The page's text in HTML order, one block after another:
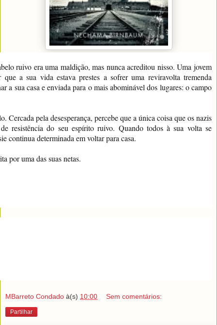
ruivo era uma maldição, mas nunca acreditou nisso. Uma jovem
a sua vida estava prestes a sofrer uma reviravolta tremenda
a sua casa e enviada para o mais abominável dos lugares: o campo
Cercada pela desesperança, percebe que a única coisa que os nazis
resistência do seu espírito ruivo. Quando todos à sua volta se
continua determinada em voltar para casa.
por uma das suas netas.
MBarreto Condado à(s) 10:00 Sem comentários:
Partilhar